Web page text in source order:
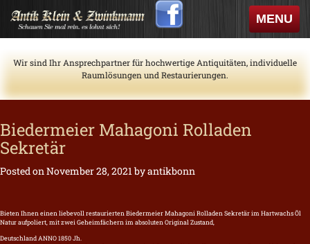
content
Toggle
MENU
Wir sind Ihr Ansprechpartner für hochwertige Antiquitäten, individuelle
Raumlösungen und Restaurierungen.
Biedermeier Mahagoni Rolladen
Sekretär
Posted on November 28, 2021 byantikbonn
Bieten Ihnen einen liebevoll restaurierten Biedermeier Mahagoni Rolladen Sekretär im Hartwachs Öl
Natur aufpoliert, mit zwei Geheimfächern im absoluten Original Zustand,
Deutschland ANNO 1850 Jh.